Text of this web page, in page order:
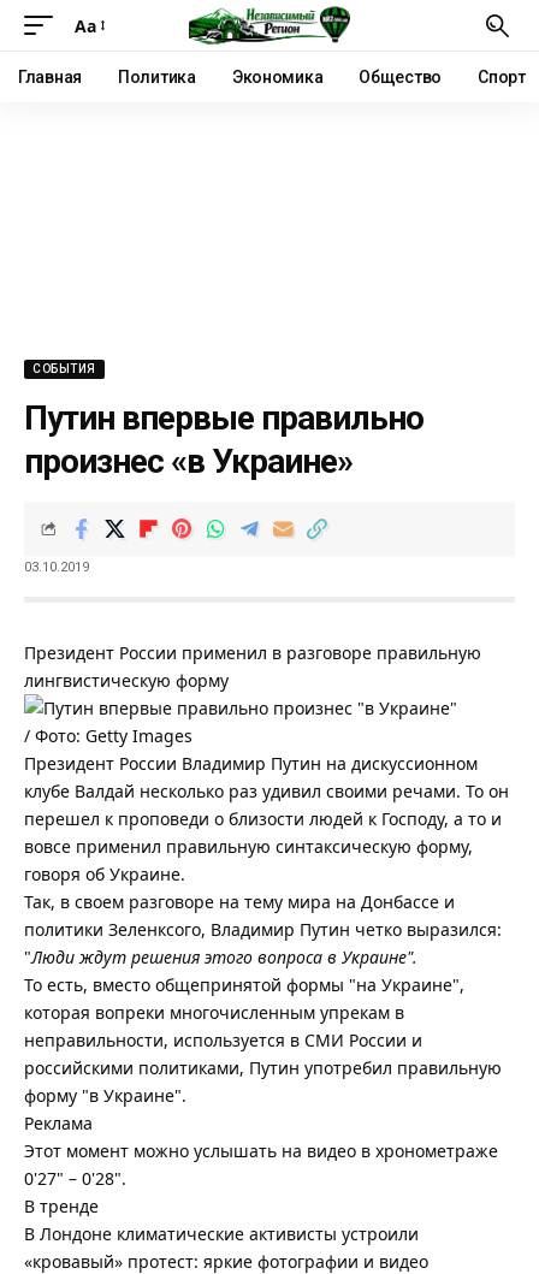
Аа
Главная Политика Экономика Общество Спорт
СОБЫТИЯ
Путин впервые правильно
произнес «в Украине»
03.10.2019
Президент России применил в разговоре правильную
лингвистическую форму
/ Фото: Getty Images
Президент России Владимир Путин на дискуссионном
клубе Валдай несколько раз удивил своими речами. То он
перешел к проповеди о близости людей к Господу, а то и
вовсе применил правильную синтаксическую форму,
говоря об Украине.
Так, в своем разговоре на тему мира на Донбассе и
политики Зеленксого, Владимир Путин четко выразился:
"Люди ждут решения этого вопроса в Украине".
То есть, вместо общепринятой формы "на Украине",
которая вопреки многочисленным упрекам в
неправильности, используется в СМИ России и
российскими политиками, Путин употребил правильную
форму "в Украине".
Реклама
Этот момент можно услышать на видео в хронометраже
0'27" – 0'28".
В тренде
В Лондоне климатические активисты устроили
«кровавый» протест: яркие фотографии и видео